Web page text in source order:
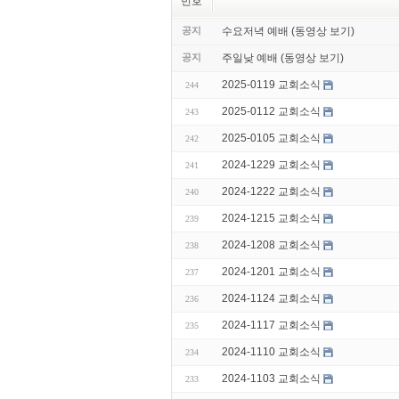
공지 수요저녁 예배 (동영상 보기)
공지 주일낮 예배 (동영상 보기)
244 2025-0119 교회소식
243 2025-0112 교회소식
242 2025-0105 교회소식
241 2024-1229 교회소식
240 2024-1222 교회소식
239 2024-1215 교회소식
238 2024-1208 교회소식
237 2024-1201 교회소식
236 2024-1124 교회소식
235 2024-1117 교회소식
234 2024-1110 교회소식
233 2024-1103 교회소식